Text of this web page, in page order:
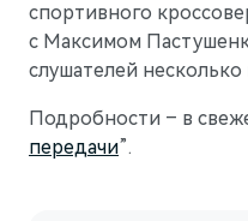
M7Представительский
Системы зарядки
спортивного
с Максимом
слушателей несколько
Подробности – в
передачи”.